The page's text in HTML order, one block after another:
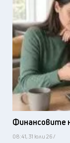
Финансовите
08:41, 31 юли 26 /